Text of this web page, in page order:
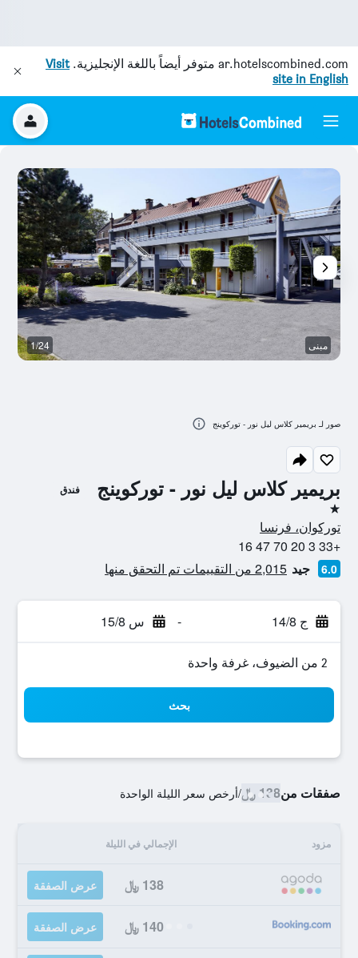
ar.hotelscombined.com متوفر أيضاً باللغة الإنجليزية.Visit
site in English
بريمير كلاس ليل نور - توركوينج فندق
نجمة واحدة
توركوان، فرنسا
+33 3 20 70 47 16
6.0 جيد 2,015 من التقييمات تم التحقق منها
ج 14/8 - س 15/8
2 من الضيوف، غرفة واحدة
بحث
صفقات من138 ﷼ /أرخص سعر الليلة الواحدة
مزود الإجمالي في الليلة
138 ﷼ عرض الصفقة
140 ﷼ عرض الصفقة
مبنى 1/24
صور لـ بريمير كلاس ليل نور - توركوينج